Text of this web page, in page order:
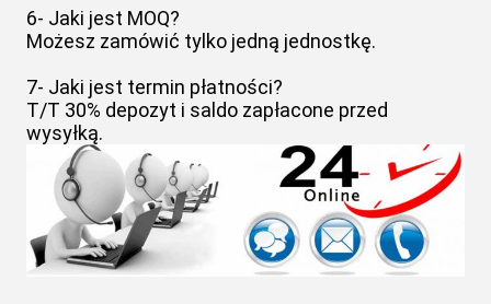
6- Jaki jest MOQ?
Możesz zamówić tylko jedną jednostkę.
7- Jaki jest termin płatności?
T/T 30% depozyt i saldo zapłacone przed
wysyłką.